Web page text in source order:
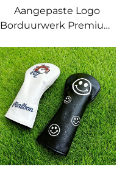
Aangepaste Logo
Borduurwerk Premium
Wood Club Hoofdhoes
Golf Hoofdhoes